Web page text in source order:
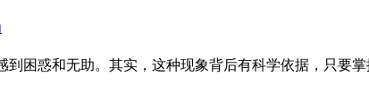
困惑和无助。其实，这种现象背后有科学依据，只要